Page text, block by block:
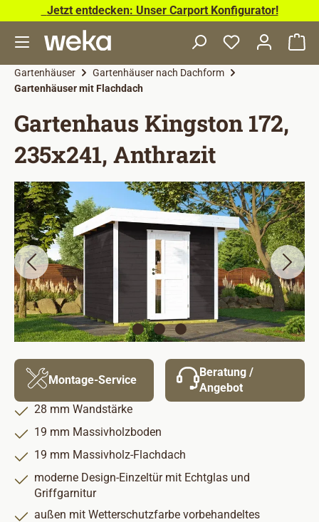
Zum Hauptinhalt springen
Jetzt entdecken: Unser Carport Konfigurator!
Gartenhäuser
Gartenhäuser nach Dachform
Gartenhäuser mit Flachdach
Gartenhaus Kingston 172,
235x241, Anthrazit
Bildergalerie überspringen
Montage-Service
Beratung /
Angebot
28 mm Wandstärke
19 mm Massivholzboden
19 mm Massivholz-Flachdach
moderne Design-Einzeltür mit Echtglas und
Griffgarnitur
außen mit Wetterschutzfarbe vorbehandeltes